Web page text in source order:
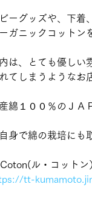
ーグッズや、下着
ガニックコットン
は、とても優しい
てしまうようなお
綿１００％のＪＡ
身で綿の栽培にも
ル・コットン
tt-